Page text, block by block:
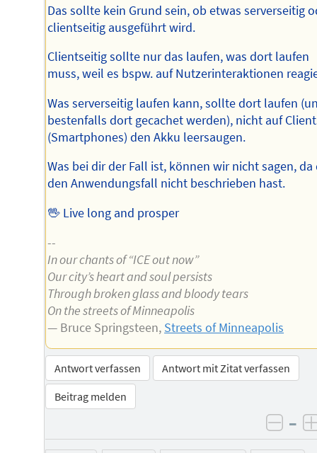
Das sollte kein Grund sein, ob etwas serverseitig
clientseitig ausgeführt wird.
Clientseitig sollte nur das laufen, was dort laufen
muss, weil es bspw. auf Nutzerinteraktionen
Was serverseitig laufen kann, sollte dort laufen
bestenfalls dort gecachet werden), nicht auf
(Smartphones) den Akku leersaugen.
Was bei dir der Fall ist, können wir nicht sagen, da
den Anwendungsfall nicht beschrieben hast.
🖖 Live long and prosper
--
In our chants of “ICE out now”
Our city’s heart and soul persists
Through broken glass and bloody tears
On the streets of Minneapolis
— Bruce Springsteen, Streets of Minneapolis
Antwort verfassen
Antwort mit Zitat verfassen
Beitrag melden
–